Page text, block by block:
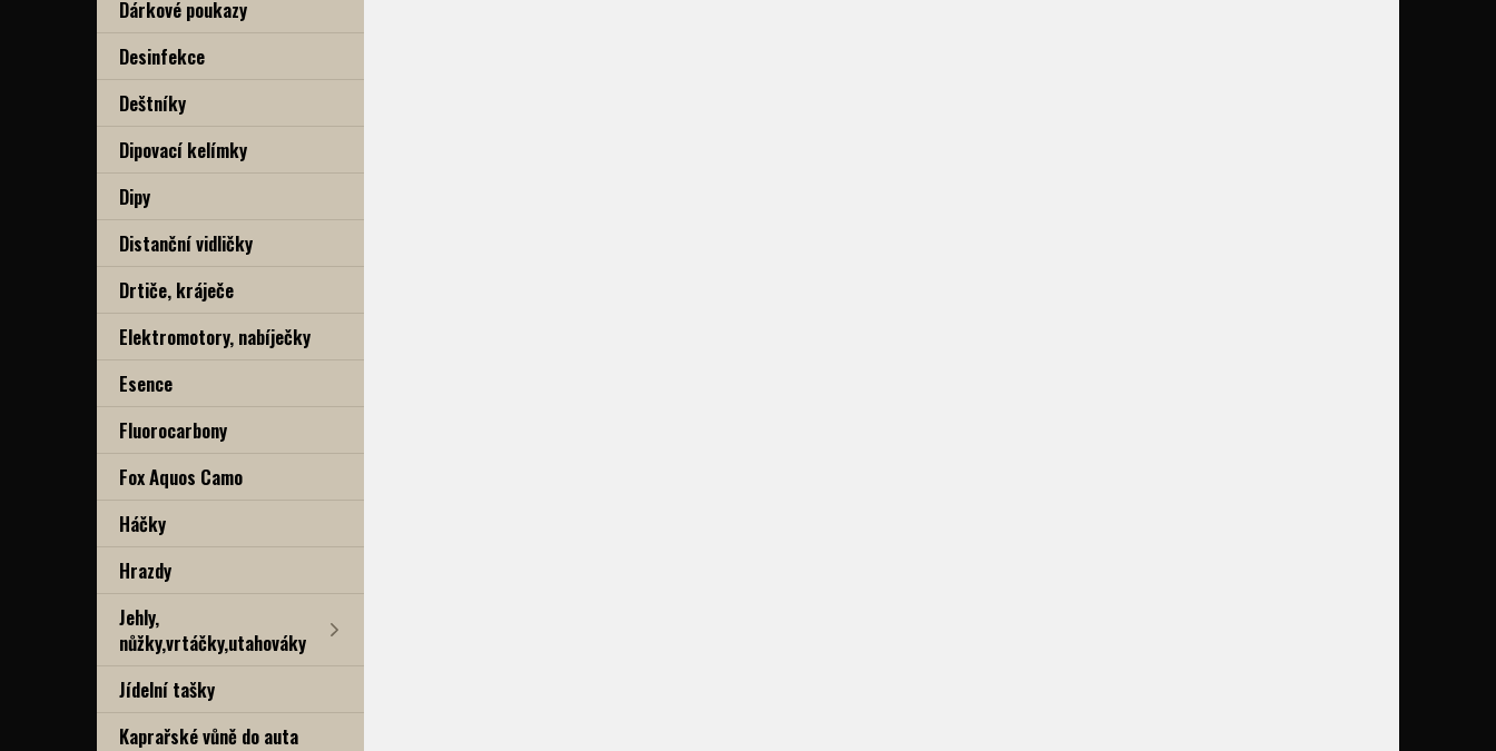
Dárkové poukazy
Desinfekce
Deštníky
Dipovací kelímky
Dipy
Distanční vidličky
Drtiče, kráječe
Elektromotory, nabíječky
Esence
Fluorocarbony
Fox Aquos Camo
Háčky
Hrazdy
Jehly,
nůžky,vrtáčky,utahováky
Jídelní tašky
Kaprařské vůně do auta